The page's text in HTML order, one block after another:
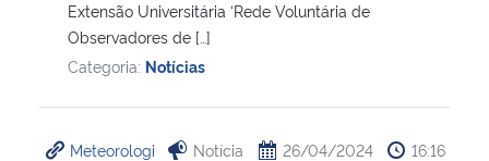
Extensão Universitária ‘Rede Voluntária de
Observadores de […]
Categoria: Notícias
Meteorologi Notícia 26/04/2024 16:16